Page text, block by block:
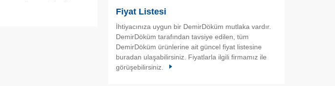
Fiyat Listesi
İhtiyacınıza uygun bir DemirDöküm mutlaka vardır.
DemirDöküm tarafından tavsiye edilen, tüm
DemirDöküm ürünlerine ait güncel fiyat listesine
buradan ulaşabilirsiniz. Fiyatlarla ilgili firmamız ile
görüşebilirsiniz.